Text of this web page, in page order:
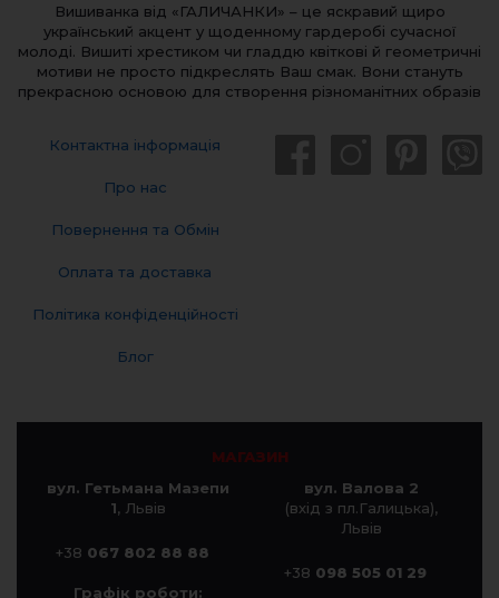
Вишиванка від «ГАЛИЧАНКИ» – це яскравий щиро
український акцент у щоденному гардеробі сучасної
молоді. Вишиті хрестиком чи гладдю квіткові й геометричні
мотиви не просто підкреслять Ваш смак. Вони стануть
прекрасною основою для створення різноманітних образів
Контактна інформація
Про нас
Повернення та Обмін
Оплата та доставка
Політика конфіденційності
Блог
МАГАЗИН
вул. Гетьмана Мазепи
1, Львів
+38 067 802 88 88
Графік роботи:
вул. Валова 2
(вхід з пл.Галицька),
Львів
+38 098 505 01 29